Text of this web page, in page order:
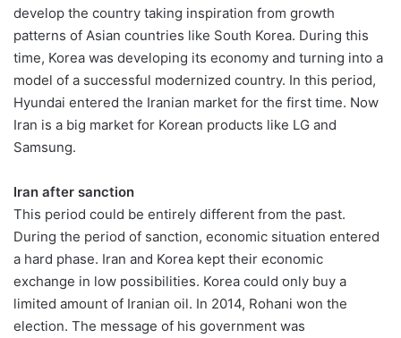
develop the country taking inspiration from growth
patterns of Asian countries like South Korea. During this
time, Korea was developing its economy and turning into a
model of a successful modernized country. In this period,
Hyundai entered the Iranian market for the first time. Now
Iran is a big market for Korean products like LG and
Samsung.
Iran after sanction
This period could be entirely different from the past.
During the period of sanction, economic situation entered
a hard phase. Iran and Korea kept their economic
exchange in low possibilities. Korea could only buy a
limited amount of Iranian oil. In 2014, Rohani won the
election. The message of his government was